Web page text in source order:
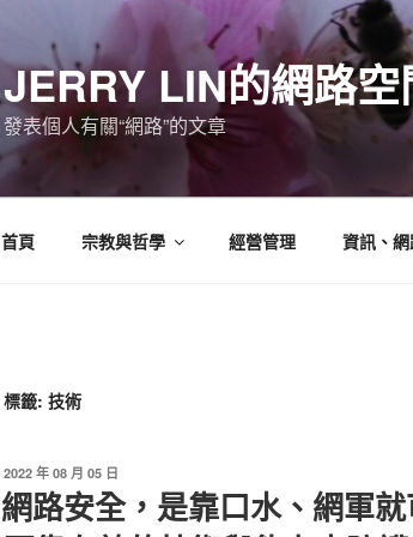
JERRY LIN的網路空
發表個人有關“網路”的文章
首頁 宗教與哲學 經營管理 資訊、
標籤: 技術
發
佈
於
2022 年 08 月 05 日
網路安全，是靠口水、網軍